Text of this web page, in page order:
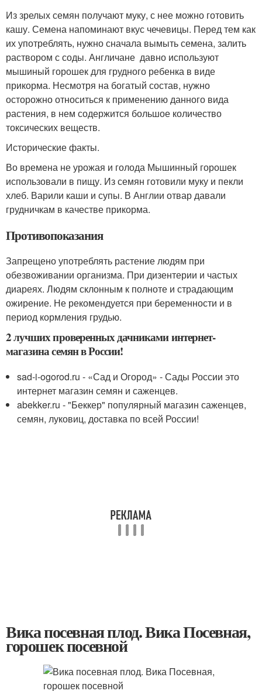
Из зрелых семян получают муку, с нее можно готовить
кашу. Семена напоминают вкус чечевицы. Перед тем как
их употреблять, нужно сначала вымыть семена, залить
раствором с соды. Англичане давно используют
мышиный горошек для грудного ребенка в виде
прикорма. Несмотря на богатый состав, нужно
осторожно относиться к применению данного вида
растения, в нем содержится большое количество
токсических веществ.
Исторические факты.
Во времена не урожая и голода Мышинный горошек
использовали в пищу. Из семян готовили муку и пекли
хлеб. Варили каши и супы. В Англии отвар давали
грудничкам в качестве прикорма.
Противопоказания
Запрещено употреблять растение людям при
обезвоживании организма. При дизентерии и частых
диареях. Людям склонным к полноте и страдающим
ожирение. Не рекомендуется при беременности и в
период кормления грудью.
2 лучших проверенных дачниками интернет-
магазина семян в России!
sad-i-ogorod.ru - «Сад и Огород» - Сады России это
интернет магазин семян и саженцев.
abekker.ru - "Беккер" популярный магазин саженцев,
семян, луковиц, доставка по всей России!
Вика посевная плод. Вика Посевная,
горошек посевной